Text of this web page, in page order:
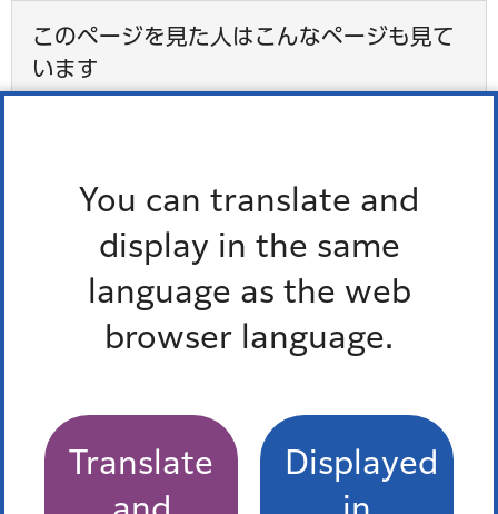
You can translate and
display in the same
language as the web
browser language.
Translate
and
Displayed
in
このページを見た人はこんなページも見て
います
港区施設予約システム
施設予約システム対象施設一覧
認可外保育施設（証明書交付あり）保育料助成制度
最近チェックしたページ